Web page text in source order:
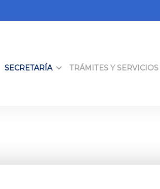
SECRETARÍA TRÁMITES Y SERVICIOS